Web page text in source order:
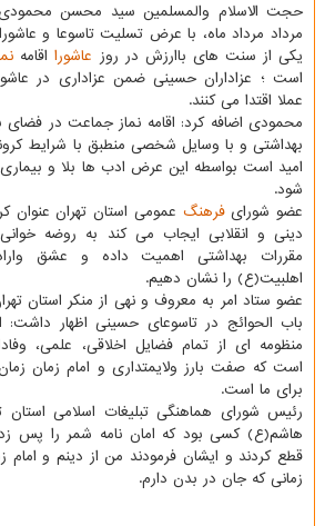
مرداد مرداد ماه، با عرض تسلیت تاسوعا و
یکی از سنت های باارزش در روز عاشورااقامه
است ؛ عزاداران حسینی ضمن عزاداری در
عملا اقتدا می کنند.
محمودی اضافه کرد: اقامه نماز جماعت در فضای
بهداشتی و با وسایل شخصی منطبق با شرایط
امید است بواسطه این عرض ادب ها بلا و بیماری
شود.
عضو شورایفرهنگ عمومی استان تهران عنوان
دینی و انقلابی ایجاب می کند به روضه
مقررات بهداشتی اهمیت داده و عشق
اهلبیت(ع) را نشان دهیم.
عضو ستاد امر به معروف و نهی از منکر استان
باب الحوائج در تاسوعای حسینی اظهار داشت:
منظومه ای از تمام فضایل اخلاقی، علمی،
است که صفت بارز ولایمتداری و امام زمان
برای ما است.
رئیس شورای هماهنگی تبلیغات اسلامی استان
هاشم(ع) کسی بود که امان نامه شمر را پس
قطع کردند و ایشان فرمودند من از دینم و امام
زمانی که جان در بدن دارم.